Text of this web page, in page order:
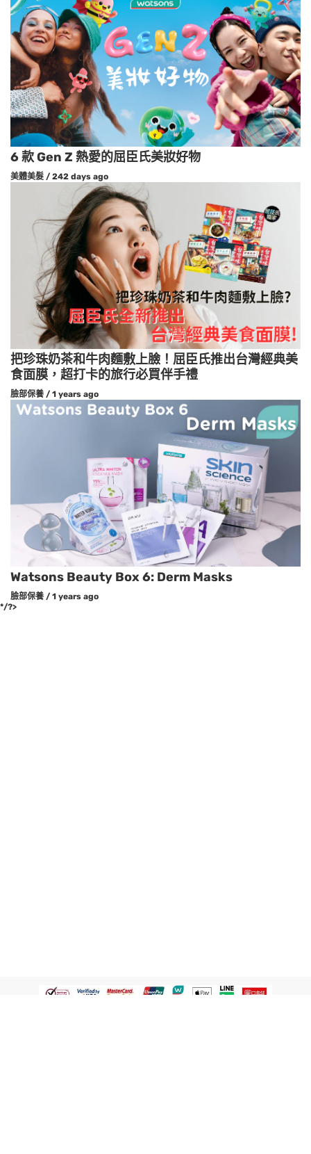
6 款 Gen Z 熱愛的屈臣氏美妝好物
美體美髮 / 242 days ago
把珍珠奶茶和牛肉麵敷上臉！屈臣氏推出台灣經典美
食面膜，超打卡的旅行必買伴手禮
臉部保養 / 1 years ago
Watsons Beauty Box 6: Derm Masks
臉部保養 / 1 years ago
*/?>